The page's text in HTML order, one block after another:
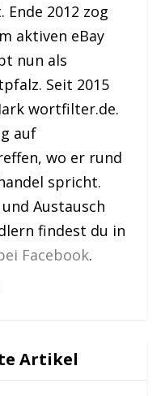
2012 zog
aktiven eBay
nun als
Seit 2015
wortfilter.de.
auf
wo er rund
spricht.
Austausch
findest du in
Facebook.
Artikel